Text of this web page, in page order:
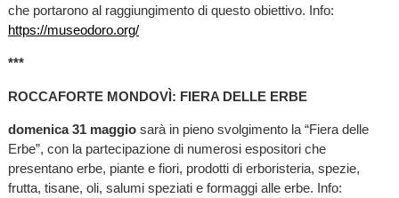
che portarono al raggiungimento di questo obiettivo. Info:
https://museodoro.org/
***
ROCCAFORTE MONDOVÌ: FIERA DELLE ERBE
domenica 31 maggiosarà in pieno svolgimento la “Fiera delle
Erbe”, con la partecipazione di numerosi espositori che
presentano erbe, piante e fiori, prodotti di erboristeria, spezie,
frutta, tisane, oli, salumi speziati e formaggi alle erbe. Info: